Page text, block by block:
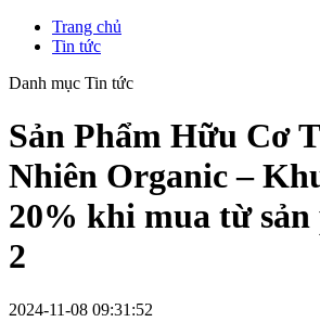
Trang chủ
Tin tức
Danh mục Tin tức
Sản Phẩm Hữu Cơ
Nhiên Organic –
20% khi mua từ
2
2024-11-08 09:31:52